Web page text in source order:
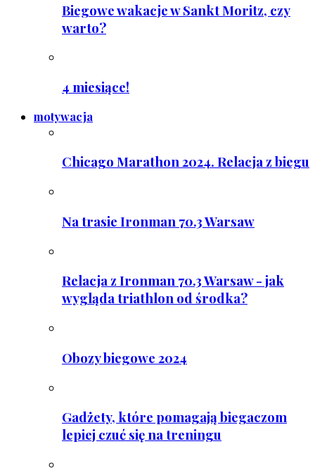
Biegowe wakacje w Sankt Moritz, czy
warto?
4 miesiące!
motywacja
Chicago Marathon 2024. Relacja z biegu
Na trasie Ironman 70.3 Warsaw
Relacja z Ironman 70.3 Warsaw - jak
wygląda triathlon od środka?
Obozy biegowe 2024
Gadżety, które pomagają biegaczom
lepiej czuć się na treningu